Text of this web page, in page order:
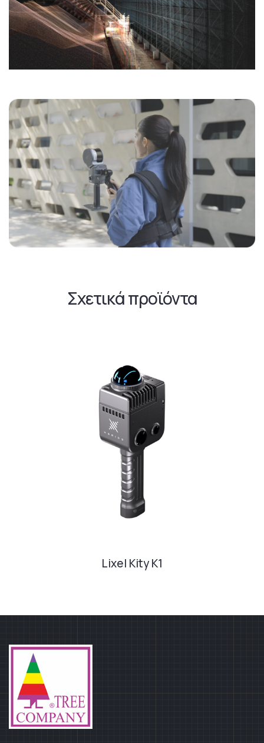
Σχετικά προϊόντα
Lixel Kity K1